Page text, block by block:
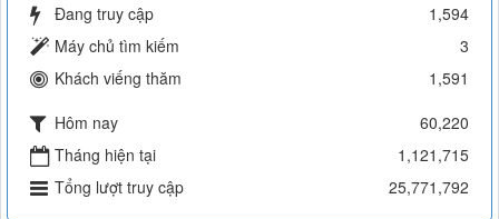
Đang truy cập
1,594
Máy chủ tìm kiếm
3
Khách viếng thăm
1,591
Hôm nay
60,220
Tháng hiện tại
1,121,715
Tổng lượt truy cập
25,771,792